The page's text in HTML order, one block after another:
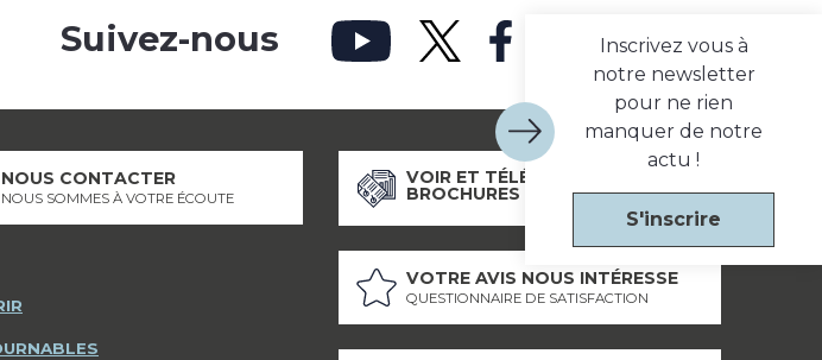
Inscrivez vous à
notre newsletter
pour ne rien
manquer de notre
actu !
S'inscrire
Suivez-nous
NOUS CONTACTER
NOUS SOMMES À VOTRE ÉCOUTE
VOIR ET TÉLÉCHARGER NOS
BROCHURES
VOTRE AVIS NOUS INTÉRESSE
QUESTIONNAIRE DE SATISFACTION